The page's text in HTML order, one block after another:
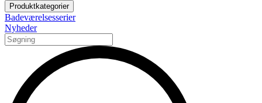
Produktkategorier
Badeværelsesserier
Nyheder